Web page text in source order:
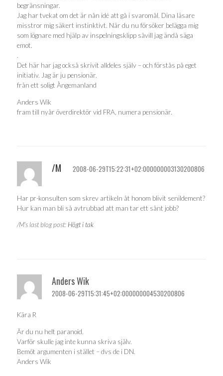
begränsningar.
Jag har tvekat om det är nån idé att gå i svaromål. Dina läsare
misstror mig säkert instinktivt. När du nu försöker belägga mig
som lögnare med hjälp av inspelningsklipp såvill jag ändå säga
emot.
.
Det här har jag också skrivit alldeles själv – och förstås på eget
initiativ. Jag är ju pensionär.
från ett soligt Ångemanland
Anders Wik
fram till nyår överdirektör vid FRA, numera pensionär.
/M 2008-06-29T15:22:31+02:000000003130200806
Har pr-konsulten som skrev artikeln åt honom blivit senildement?
Hur kan man bli så avtrubbad att man tar ett sånt jobb?
/M’s last blog post: Högt i tak
Anders Wik
2008-06-29T15:31:45+02:000000004530200806
Kära R
Är du nu helt paranoid.
Varför skulle jag inte kunna skriva själv.
Bemöt argumenten i stället – dvs de i DN.
Anders Wik